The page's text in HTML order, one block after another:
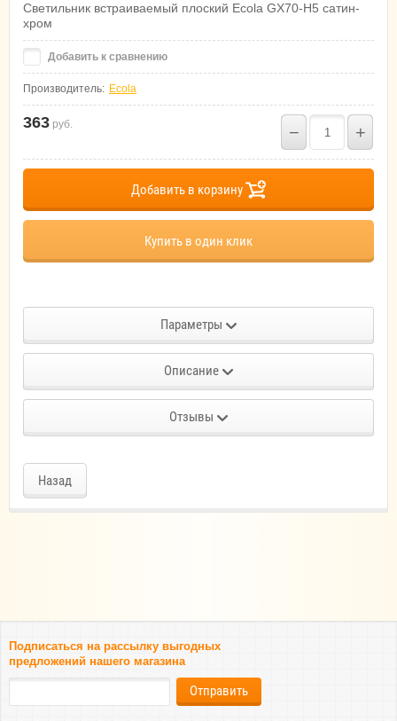
Светильник встраиваемый плоский Ecola GX70-H5 сатин-
хром
Добавить к сравнению
Производитель: Ecola
363 руб. − +
Добавить в корзину
Купить в один клик
Параметры
Описание
Отзывы
Назад
Подписаться на рассылку выгодных
предложений нашего магазина
Отправить